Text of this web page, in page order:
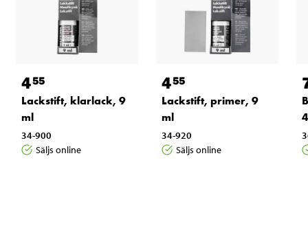
455
Lackstift, klarlack, 9
ml
34-900
Säljs online
455
Lackstift, primer, 9
ml
34-920
Säljs online